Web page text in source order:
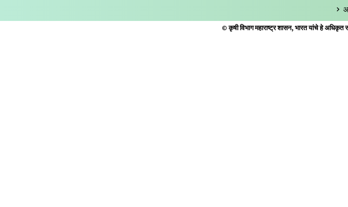
© कृषी विभाग महाराष्ट्र शासन, भारत यांचे हे